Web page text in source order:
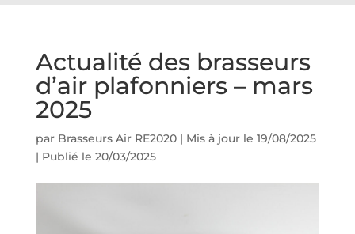
Actualité des brasseurs
d’air plafonniers – mars
2025
par Brasseurs Air RE2020| Mis à jour le 19/08/2025
| Publié le 20/03/2025